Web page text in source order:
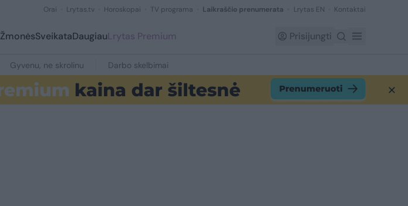
Orai Lrytas.tv Horoskopai TV programa Laikraščio prenumerata Lrytas EN Kontaktai
ŽmonėsSveikataDaugiauLrytas Premium Prisijungti
Gyvenu, ne skrolinu Darbo skelbimai